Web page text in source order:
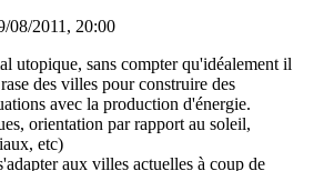
08/2011, 20:00
utopique, sans compter qu'idéalement il
des villes pour construire des
avec la production d'énergie.
orientation par rapport au soleil,
etc)
aux villes actuelles à coup de